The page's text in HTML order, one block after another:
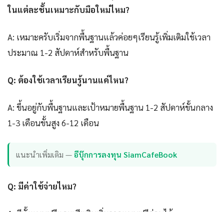
ในแต่ละชั้นเหมาะกับมือใหม่ไหม?
A: เหมาะครับเริ่มจากพื้นฐานแล้วค่อยๆเรียนรู้เพิ่มเติมใช้เวลา
ประมาณ 1-2 สัปดาห์สำหรับพื้นฐาน
Q: ต้องใช้เวลาเรียนรู้นานแค่ไหน?
A: ขึ้นอยู่กับพื้นฐานและเป้าหมายพื้นฐาน 1-2 สัปดาห์ขั้นกลาง
1-3 เดือนขั้นสูง 6-12 เดือน
แนะนำเพิ่มเติม —อีบุ๊กการลงทุน SiamCafeBook
Q: มีค่าใช้จ่ายไหม?